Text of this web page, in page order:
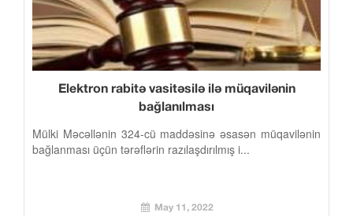
Elektron rabitə vasitəsilə ilə müqavilənin
bağlanılması
Mülki Məcəllənin 324-cü maddəsinə əsasən müqavilənin
bağlanması üçün tərəflərin razılaşdırılmış i...
May 11, 2022